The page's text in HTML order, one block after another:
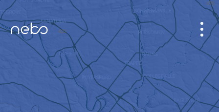
KABINET
MAPA MĚSTA
SENZOR NEBO